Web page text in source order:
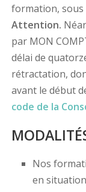
formation, sous
Attention.
par MON
délai de
rétractation,
avant le début
code de la
Nos
en